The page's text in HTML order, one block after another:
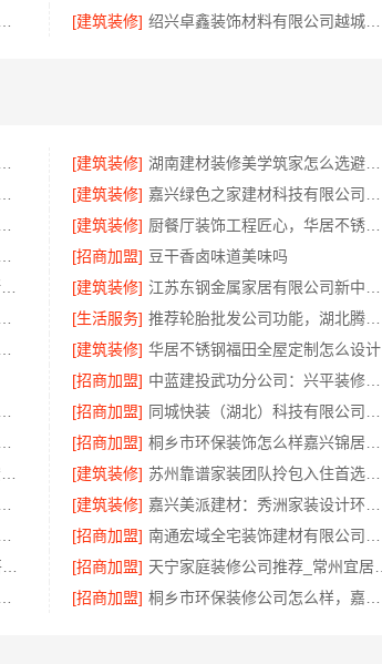
[建筑装修]
[建筑装修]
[建筑装修]
[建筑装修]
[招商加盟] 豆干香卤味道美味吗
[建筑装修]
[生活服务]
[建筑装修] 华居不锈钢福田全屋定制怎么设计
[招商加盟]
[招商加盟]
[招商加盟]
[建筑装修]
[建筑装修]
[招商加盟]
[招商加盟]
[招商加盟]